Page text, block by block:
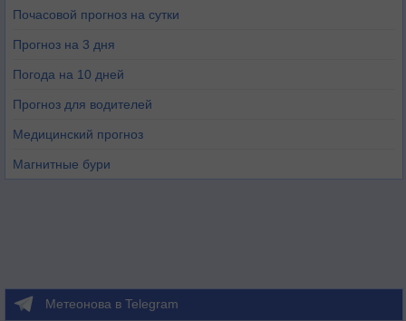
Почасовой прогноз на сутки
Прогноз на 3 дня
Погода на 10 дней
Прогноз для водителей
Медицинский прогноз
Магнитные бури
Метеонова в Telegram